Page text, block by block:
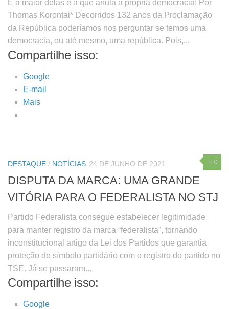
E a maior delas é a que anula a própria democracia! Por
Thomas Korontai* Decorridos 132 anos da Proclamação
da República poderíamos nos perguntar se temos uma
democracia, ou até mesmo, uma república. Pois,...
Compartilhe isso:
Google
E-mail
Mais
0
DESTAQUE / NOTÍCIAS 24 DE JUNHO DE 2021
DISPUTA DA MARCA: UMA GRANDE
VITÓRIA PARA O FEDERALISTA NO STJ
Partido Federalista consegue estabelecer legitimidade
para manter registro da marca “federalista”, tornando
inconstitucional artigo da Lei dos Partidos que garantia
proteção de símbolo partidário com o registro do partido no
TSE. Já se passaram...
Compartilhe isso:
Google